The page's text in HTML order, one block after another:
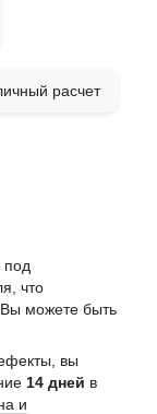
расчет
под
что
Вы можете быть
вы
14 дней в
и